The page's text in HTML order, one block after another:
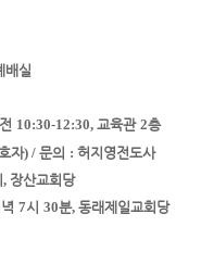
배실
10:30-12:30, 교육관 2층
자) / 문의 : 허지영전도사
, 장산교회당
7시 30분, 동래제일교회당